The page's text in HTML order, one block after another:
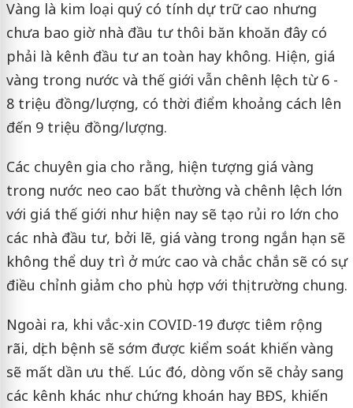
Vàng là kim loại quý có tính dự trữ cao nhưng
chưa bao giờ nhà đầu tư thôi băn khoăn đây có
phải là kênh đầu tư an toàn hay không. Hiện, giá
vàng trong nước và thế giới vẫn chênh lệch từ 6 -
8 triệu đồng/lượng, có thời điểm khoảng cách lên
đến 9 triệu đồng/lượng.
Các chuyên gia cho rằng, hiện tượng giá vàng
trong nước neo cao bất thường và chênh lệch lớn
với giá thế giới như hiện nay sẽ tạo rủi ro lớn cho
các nhà đầu tư, bởi lẽ, giá vàng trong ngắn hạn sẽ
không thể duy trì ở mức cao và chắc chắn sẽ có sự
điều chỉnh giảm cho phù hợp với thị trường chung.
Ngoài ra, khi vắc-xin COVID-19 được tiêm rộng
rãi, dịch bệnh sẽ sớm được kiểm soát khiến vàng
sẽ mất dần ưu thế. Lúc đó, dòng vốn sẽ chảy sang
các kênh khác như chứng khoán hay BĐS, khiến